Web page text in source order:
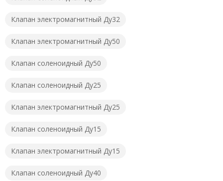
Клапан электромагнитный Ду32
Клапан электромагнитный Ду50
Клапан соленоидный Ду50
Клапан соленоидный Ду25
Клапан электромагнитный Ду25
Клапан соленоидный Ду15
Клапан электромагнитный Ду15
Клапан соленоидный Ду40